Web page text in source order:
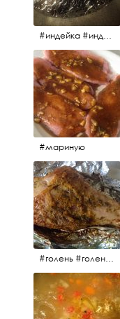
#индейка #индейкавфольге #еда #мясоиндейки 🚀
#мариную
#голень #голеньиндейки #голеньиндейкивфольге #индейка #завтрак #еда #мясо